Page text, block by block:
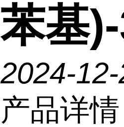
苯基
2024-
产品详情